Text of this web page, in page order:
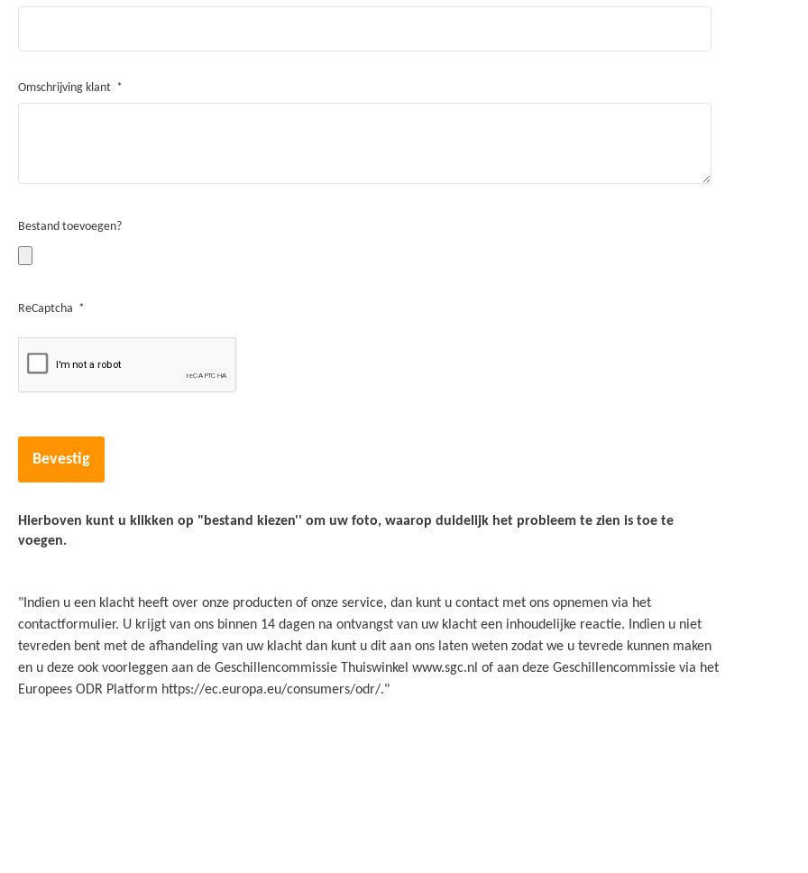
Omschrijving klant
Bestand toevoegen?
ReCaptcha
Bevestig
Hierboven kunt u klikken op "bestand kiezen'' om uw foto, waarop duidelijk het probleem te zien is toe te
voegen.
"Indien u een klacht heeft over onze producten of onze service, dan kunt u contact met ons opnemen via het
contactformulier. U krijgt van ons binnen 14 dagen na ontvangst van uw klacht een inhoudelijke reactie. Indien u niet
tevreden bent met de afhandeling van uw klacht dan kunt u dit aan ons laten weten zodat we u tevrede kunnen maken
en u deze ook voorleggen aan de Geschillencommissie Thuiswinkel www.sgc.nl of aan deze Geschillencommissie via het
Europees ODR Platform https://ec.europa.eu/consumers/odr/."